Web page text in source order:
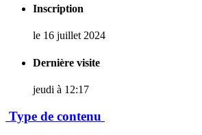
Inscription
le 16 juillet 2024
Dernière visite
jeudi à 12:17
Type de contenu